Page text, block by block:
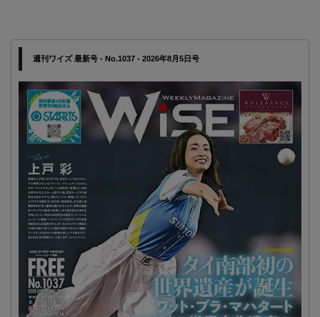
週刊ワイズ 最新号 - No.1037 - 2026年8月5日号